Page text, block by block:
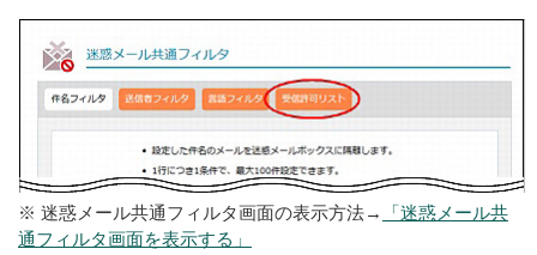
※ 迷惑メール共通フィルタ画面の表示方法→
「迷惑メール共
通フィルタ画面を表示する」